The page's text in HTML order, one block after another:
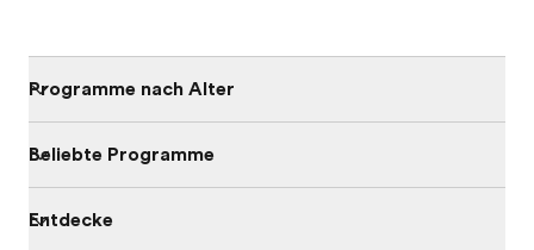
Programme nach Alter
Beliebte Programme
Entdecke